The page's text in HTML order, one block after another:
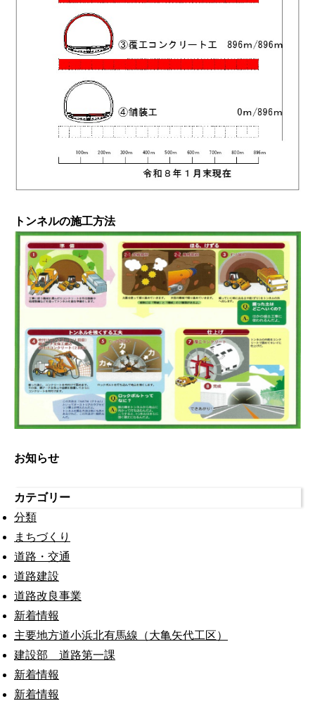
トンネルの施工方法
お知らせ
カテゴリー
分類
まちづくり
道路・交通
道路建設
道路改良事業
新着情報
主要地方道小浜北有馬線（大亀矢代工区）
建設部 道路第一課
新着情報
新着情報